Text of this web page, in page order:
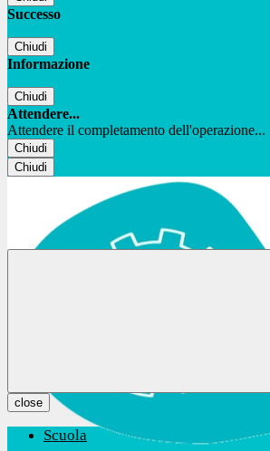
Successo
Chiudi
Informazione
Chiudi
Attendere...
Attendere il completamento dell'operazione...
Chiudi
Chiudi
close
Scuola